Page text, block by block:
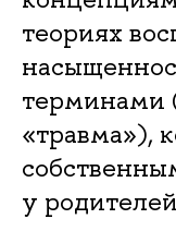
теориях
терминами
«травма»),
у